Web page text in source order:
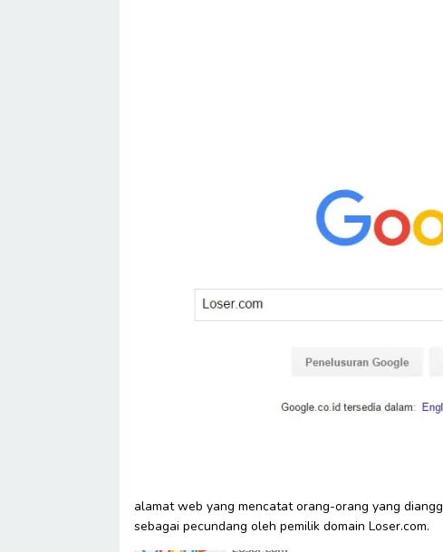
alamat web yang mencatat orang-orang yang
sebagai pecundang oleh pemilik domain Loser.com.